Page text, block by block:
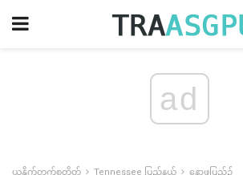
ad
ယူနိုက်တက်စတိတ် Tennessee ပြည်နယ် နောဖပြည်၌